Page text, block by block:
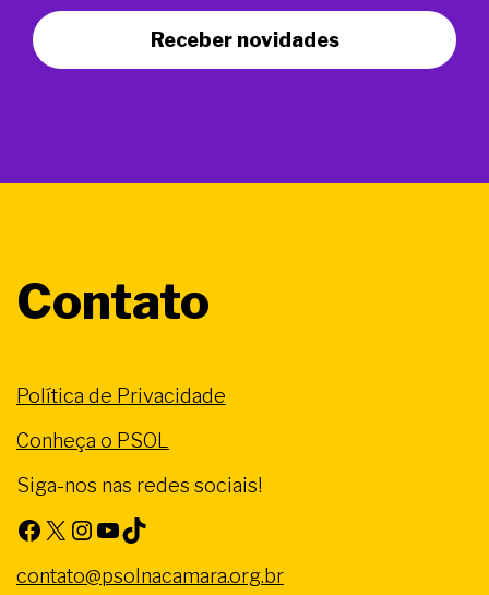
Receber novidades
Contato
Política de Privacidade
Conheça o PSOL
Siga-nos nas redes sociais!
Facebook X Instagram Youtube TikTok
contato@psolnacamara.org.br